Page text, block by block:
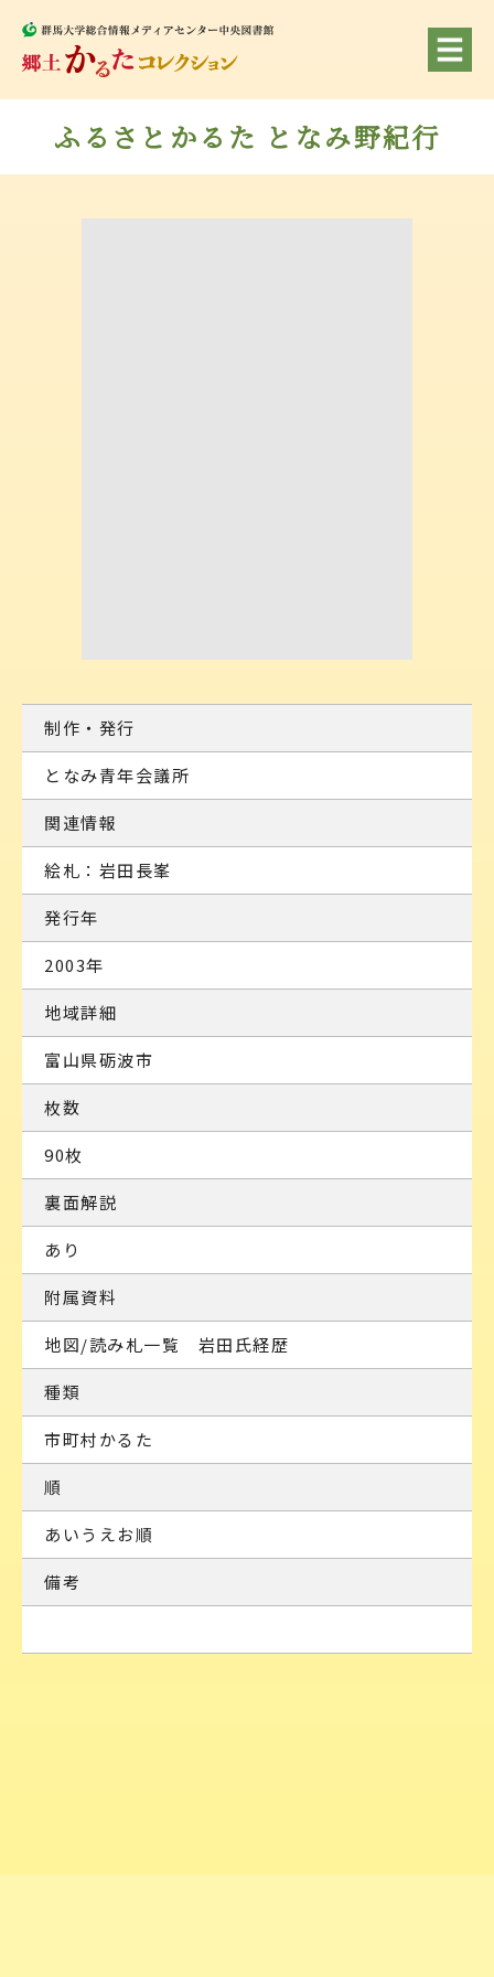
ふるさとかるた となみ野紀行
制作・発行
となみ青年会議所
関連情報
絵札：岩田長峯
発行年
2003年
地域詳細
富山県砺波市
枚数
90枚
裏面解説
あり
附属資料
地図/読み札一覧 岩田氏経歴
種類
市町村かるた
順
あいうえお順
備考